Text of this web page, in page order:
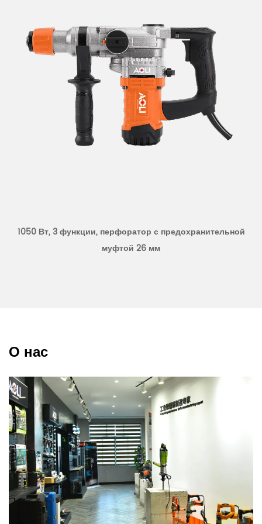
закреплять на молотке для снятия другие
инструменты, такие как отвертки, гаечные ключи и т.
д., повышая гибкость и эффективность работы.
5. Легкий и портативный: молоток для удаления
весит всего 14,8 кг, его легко переносить и
использовать как в помещении, так и на открытом
воздухе, им легко управлять.
срок службы.
7. Гарантия безопасности: молоток для снятия
1. Снос зданий: подходит для всех видов работ по
сносу зданий, таких как удаление стен, земли, балок и
колонн.
2. Промышленный снос: подходит для сноса заводов,
складов и других промышленных объектов,
например, для сноса оборудования, трубопроводов и
т. д.
3. Содержание дорог: подходит для дробления
дорожного покрытия и снятия асфальта при работах
1050 Вт, 3 функции, перфоратор с предохранительной
муфтой 26 мм
О нас